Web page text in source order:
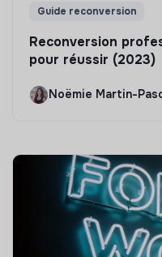
Guide reconversion
Reconversion
pour réussir (2023)
Noëmie Martin-